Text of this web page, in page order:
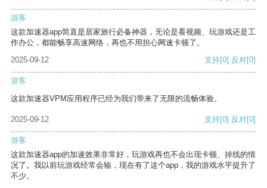
游客
这款加速器app简直是居家旅行必备神器，无论是看视频、玩游戏还是工
作办公，都能畅享高速网络，再也不用担心网速卡顿了。
2025-09-12
支持[0] 反对[0]
游客
这款加速器VPM应用程序已经为我们带来了无限的流畅体验。
2025-09-12 支持[0] 反对[0]
游客
这款加速器app的加速效果非常好，玩游戏再也不会出现卡顿、掉线的情
况了。我以前玩游戏经常会输，现在有了这个app，我的游戏水平提升了
不少。